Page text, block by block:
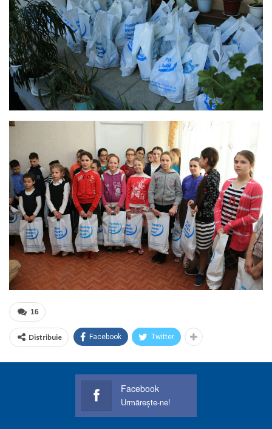
16
Distribuie Facebook Twitter
Facebook
Urmărește-ne!